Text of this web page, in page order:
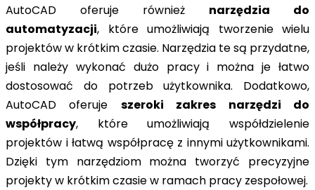
AutoCAD oferuje również narzędzia do
automatyzacji, które umożliwiają tworzenie wielu
projektów w krótkim czasie. Narzędzia te są przydatne,
jeśli należy wykonać dużo pracy i można je łatwo
dostosować do potrzeb użytkownika. Dodatkowo,
AutoCAD oferuje szeroki zakres narzędzi do
współpracy, które umożliwiają współdzielenie
projektów i łatwą współpracę z innymi użytkownikami.
Dzięki tym narzędziom można tworzyć precyzyjne
projekty w krótkim czasie w ramach pracy zespołowej.